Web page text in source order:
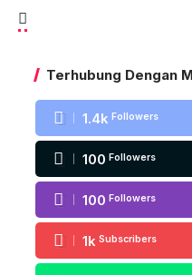
Terhubung Dengan
1.4k Followers
100 Followers
100 Followers
1k Subscribers